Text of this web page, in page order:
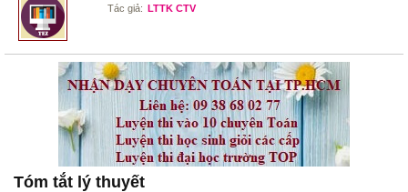
Tác giả: LTTK CTV
Tóm tắt lý thuyết